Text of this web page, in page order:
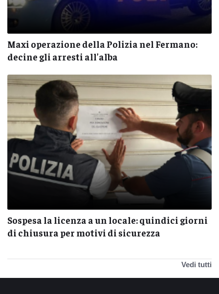
Maxi operazione della Polizia nel Fermano:
decine gli arresti all’alba
Sospesa la licenza a un locale: quindici giorni
di chiusura per motivi di sicurezza
Vedi tutti